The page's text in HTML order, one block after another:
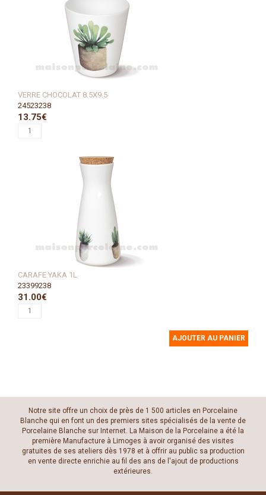
VERRE CHOCOLAT 8.5X9.5
24523238
13.75€
CARAFE YAKA 1L
23399238
31.00€
AJOUTER AU PANIER
Notre site offre un choix de près de 1 500 articles en Porcelaine
Blanche qui en font un des premiers sites spécialisés de la vente de
Porcelaine Blanche sur Internet. La Maison de la Porcelaine a été la
première Manufacture à Limoges à avoir organisé des visites
gratuites de ses ateliers dès 1978 et à offrir au public sa production
en vente directe enrichie au fil des ans de l'ajout de productions
extérieures.